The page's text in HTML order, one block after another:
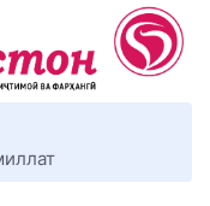
ДИҲЕМ